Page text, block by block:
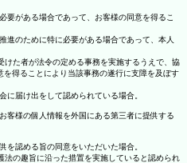
要がある場合であって、お客様の同意を得るこ
進のために特に必要がある場合であって、本人
た者が法令の定める事務を実施するうえで、協
得ることにより当該事務の遂行に支障を及ぼす
に届け出をして認められている場合。
客様の個人情報を外国にある第三者に提供する
を認める旨の同意をいただいた場合。
の趣旨に沿った措置を実施していると認められ